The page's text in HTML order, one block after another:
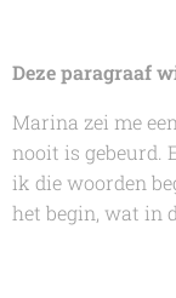
Deze paragraaf
Marina zei me
nooit is gebeurd.
ik die woorden
het begin, wat in